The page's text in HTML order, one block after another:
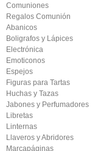
Comuniones
Regalos Comunión
Abanicos
Boligrafos y Lápices
Electrónica
Emoticonos
Espejos
Figuras para Tartas
Huchas y Tazas
Jabones y Perfumadores
Libretas
Linternas
Llaveros y Abridores
Marcapáginas